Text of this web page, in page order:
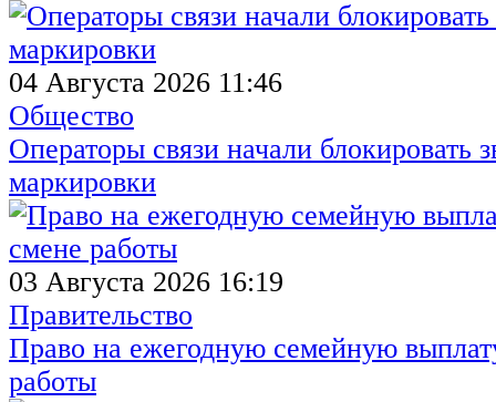
04 Августа 2026 11:46
Общество
Операторы связи начали блокировать
маркировки
03 Августа 2026 16:19
Правительство
Право на ежегодную семейную
работы